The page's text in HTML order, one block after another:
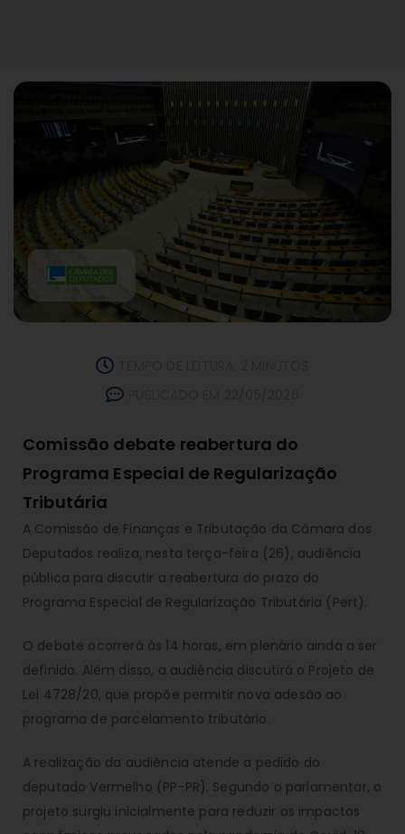
Comissão debate reabertura do
Programa Especial de Regularização
Tributária
A Comissão de Finanças e Tributação da Câmara dos
Deputados realiza, nesta terça-feira (26), audiência
pública para discutir a reabertura do prazo do
Programa Especial de Regularização Tributária (Pert).
O debate ocorrerá às 14 horas, em plenário ainda a ser
definido. Além disso, a audiência discutirá o Projeto de
Lei 4728/20, que propõe permitir nova adesão ao
programa de parcelamento tributário.
A realização da audiência atende a pedido do
deputado Vermelho (PP-PR). Segundo o parlamentar, o
projeto surgiu inicialmente para reduzir os impactos